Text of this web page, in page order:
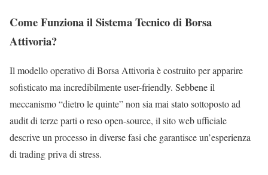
Come Funziona il Sistema Tecnico di Borsa
Attivoria?
Il modello operativo di Borsa Attivoria è costruito per apparire
sofisticato ma incredibilmente user-friendly. Sebbene il
meccanismo “dietro le quinte” non sia mai stato sottoposto ad
audit di terze parti o reso open-source, il sito web ufficiale
descrive un processo in diverse fasi che garantisce un’esperienza
di trading priva di stress.